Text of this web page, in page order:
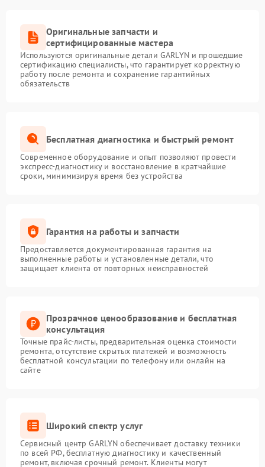
Оригинальные запчасти и
сертифицированные мастера
Используются оригинальные детали GARLYN и прошедшие
сертификацию специалисты, что гарантирует корректную
работу после ремонта и сохранение гарантийных
обязательств
Бесплатная диагностика и быстрый ремонт
Современное оборудование и опыт позволяют провести
экспресс-диагностику и восстановление в кратчайшие
сроки, минимизируя время без устройства
Гарантия на работы и запчасти
Предоставляется документированная гарантия на
выполненные работы и установленные детали, что
защищает клиента от повторных неисправностей
Прозрачное ценообразование и бесплатная
консультация
Точные прайс-листы, предварительная оценка стоимости
ремонта, отсутствие скрытых платежей и возможность
бесплатной консультации по телефону или онлайн на
сайте
Широкий спектр услуг
Сервисный центр GARLYN обеспечивает доставку техники
по всей РФ, бесплатную диагностику и качественный
ремонт, включая срочный ремонт. Клиенты могут